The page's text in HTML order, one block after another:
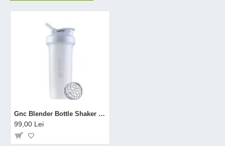
Gnc Blender Bottle Shaker Clasic White, 800ml
99,00 Lei